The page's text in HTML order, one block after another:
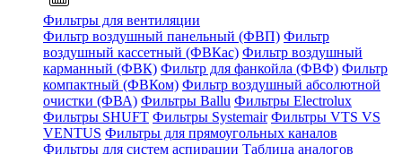
Фильтры для вентиляции
Фильтр воздушный панельный (ФВП) Фильтр
воздушный кассетный (ФВКас) Фильтр воздушный
карманный (ФВК) Фильтр для фанкойла (ФВФ) Фильтр
компактный (ФВКом) Фильтр воздушный абсолютной
очистки (ФВА) Фильтры Ballu Фильтры Electrolux
Фильтры SHUFT Фильтры Systemair Фильтры VTS VS
VENTUS Фильтры для прямоугольных каналов
Фильтры для систем аспирации Таблица аналогов